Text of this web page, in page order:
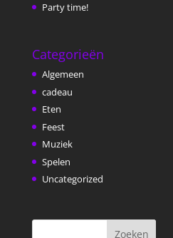
Party time!
Categorieën
Algemeen
cadeau
Eten
Feest
Muziek
Spelen
Uncategorized